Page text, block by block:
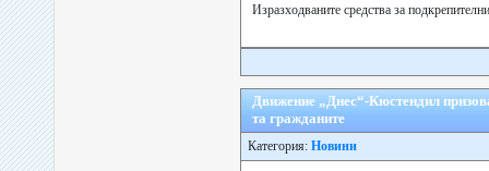
Изразходваните средства за
Движение „Днес“-Кюстендил
та гражданите
Категория: Новини